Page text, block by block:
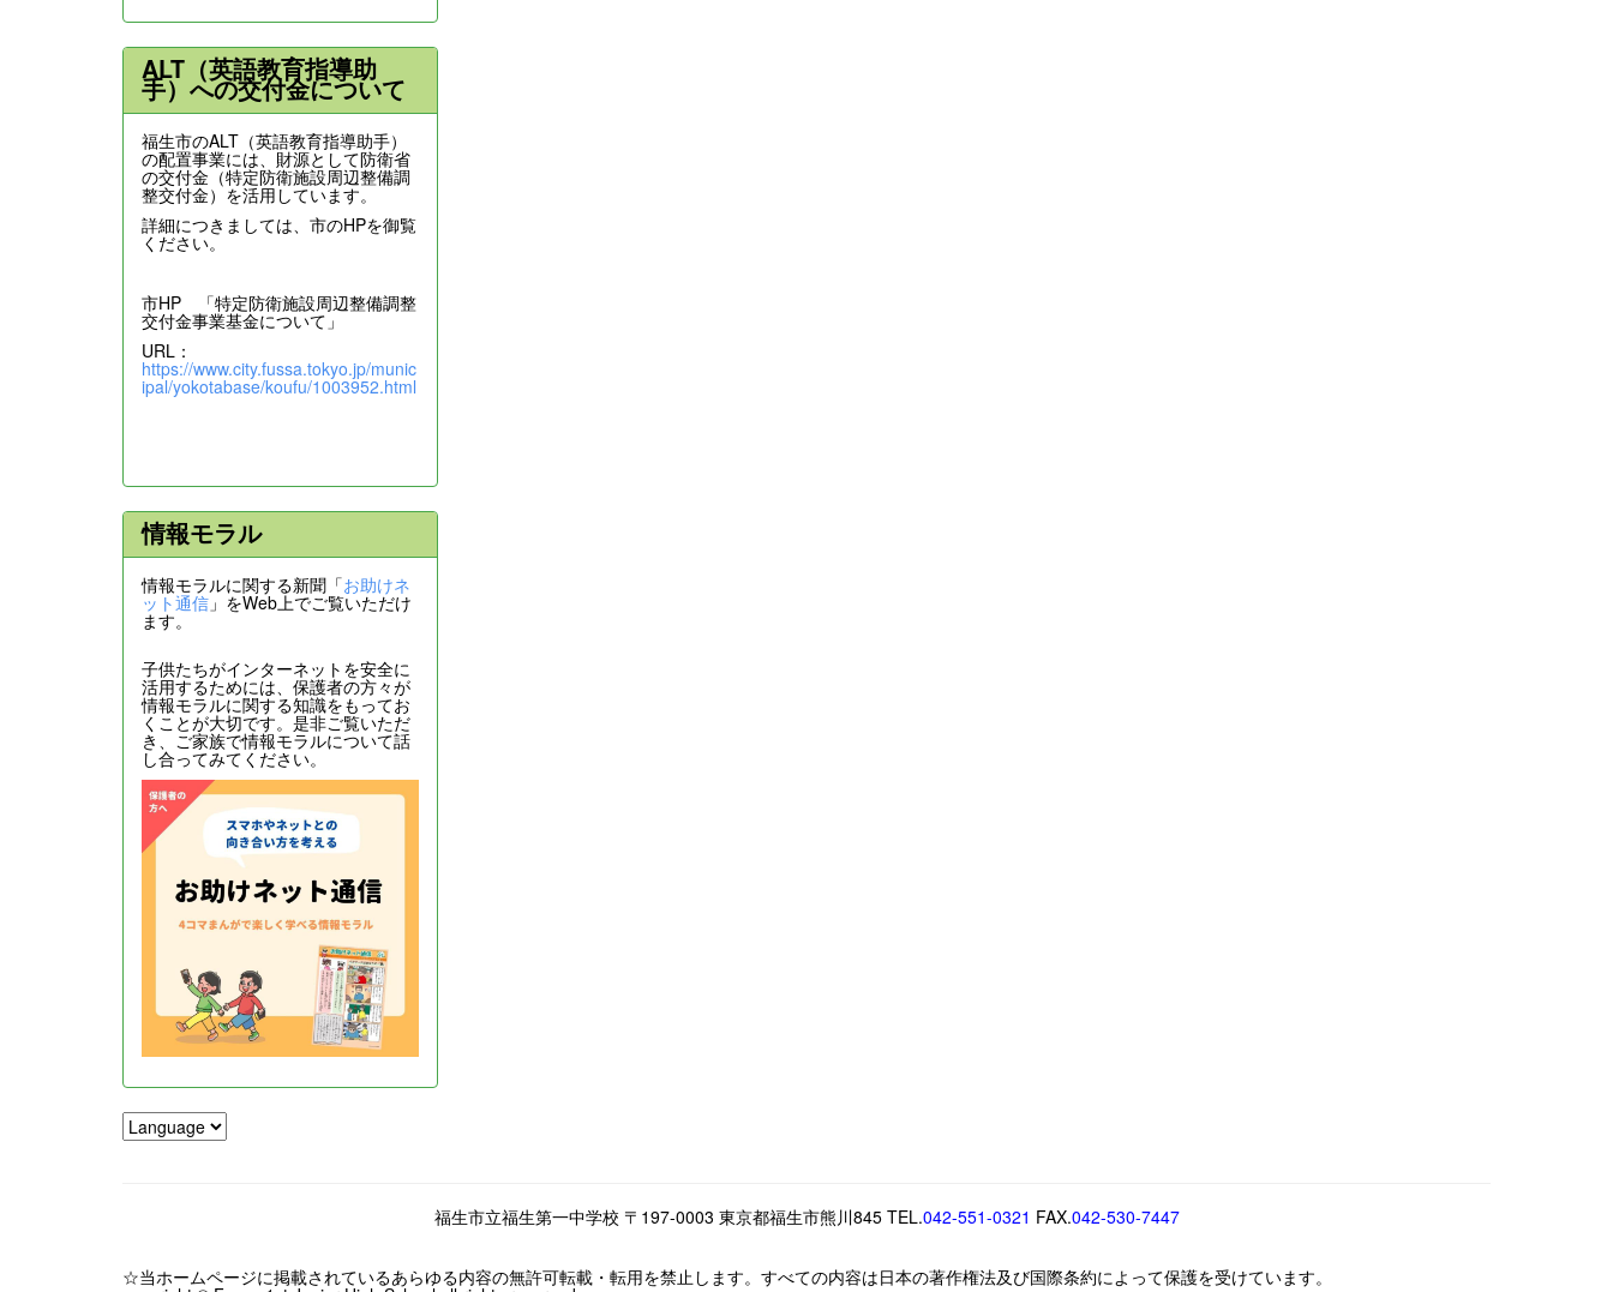
ALT（英語教育指導助
手）への交付金について
福生市のALT（英語教育指導助手）
の配置事業には、財源として防衛省
の交付金（特定防衛施設周辺整備調
整交付金）を活用しています。
詳細につきましては、市のHPを御覧
ください。
市HP 「特定防衛施設周辺整備調整
交付金事業基金について」
URL：
https://www.city.fussa.tokyo.jp/munic
ipal/yokotabase/koufu/1003952.html
情報モラル
情報モラルに関する新聞「お助けネ
ット通信 」をWeb上でご覧いただけ
ます。
子供たちがインターネットを安全に
活用するためには、保護者の方々が
情報モラルに関する知識をもってお
くことが大切です。是非ご覧いただ
き、ご家族で情報モラルについて話
し合ってみてください。
福生市立福生第一中学校 〒197-0003 東京都福生市熊川845 TEL.042-551-0321 FAX.042-530-7447
☆当ホームページに掲載されているあらゆる内容の無許可転載・転用を禁止します。すべての内容は日本の著作権法及び国際条約によって保護を受けています。